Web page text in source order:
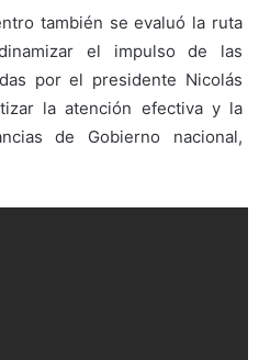
también se evaluó la ruta
el impulso de las
por el presidente Nicolás
la atención efectiva y la
de Gobierno nacional,